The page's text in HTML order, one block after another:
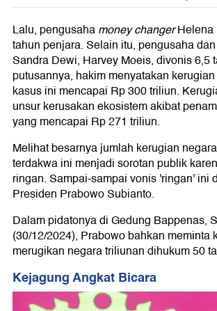
Lalu, pengusahamoney changer
tahun penjara. Selain itu, pengusaha
Sandra Dewi, Harvey Moeis, divonis 6,5
putusannya, hakim menyatakan
kasus ini mencapai Rp 300 triliun.
unsur kerusakan ekosistem akibat
yang mencapai Rp 271 triliun.
Melihat besarnya jumlah kerugian
terdakwa ini menjadi sorotan publik
ringan. Sampai-sampai vonis 'ringan' ini
Presiden Prabowo Subianto.
Dalam pidatonya di Gedung Bappenas,
(30/12/2024), Prabowo bahkan meminta
merugikan negara triliunan dihukum 50
Kejagung Angkat Bicara